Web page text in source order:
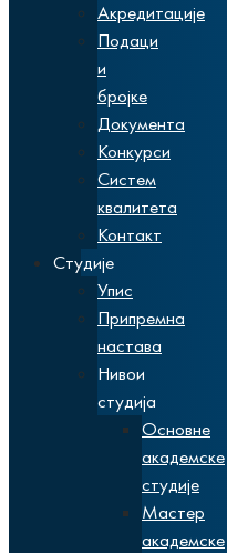
Акредитације
Подаци
и
бројке
Документа
Конкурси
Систем
квалитета
Контакт
Студије
Упис
Припремна
настава
Нивои
студија
Основне
академске
студије
Мастер
академске